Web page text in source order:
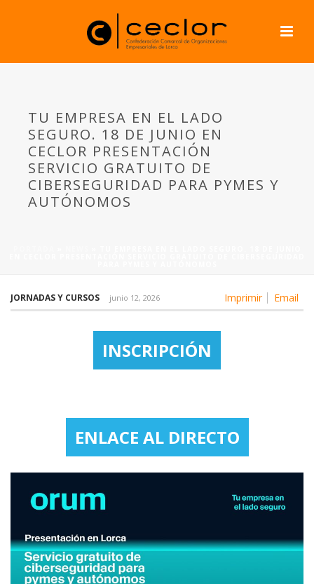
TU EMPRESA EN EL LADO
SEGURO. 18 DE JUNIO EN
CECLOR PRESENTACIÓN
SERVICIO GRATUITO DE
CIBERSEGURIDAD PARA PYMES Y
AUTÓNOMOS
Imprimir Email
JORNADAS Y CURSOS junio 12, 2026
INSCRIPCIÓN
ENLACE AL DIRECTO